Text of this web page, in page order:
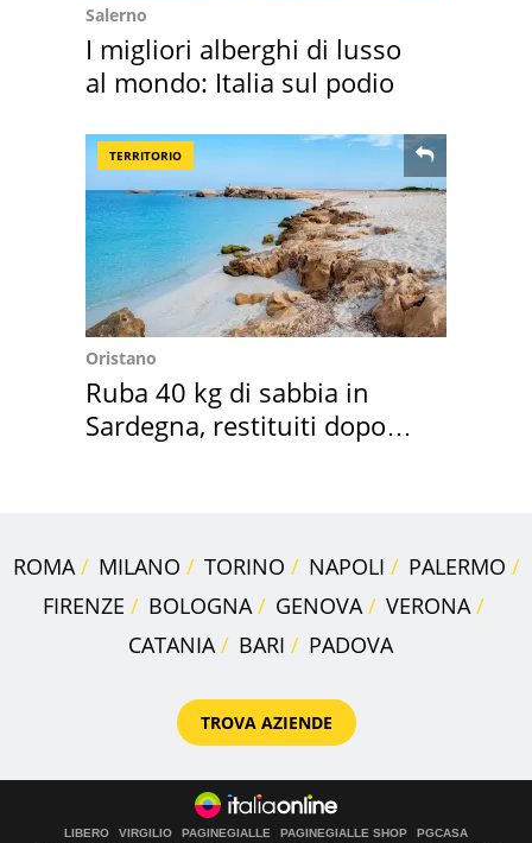
Salerno
I migliori alberghi di lusso
al mondo: Italia sul podio
TERRITORIO
Oristano
Ruba 40 kg di sabbia in
Sardegna, restituiti dopo
ROMA MILANO TORINO NAPOLI
PALERMO
FIRENZE
BOLOGNA GENOVA
VERONA
CATANIA
BARI PADOVA
TROVA AZIENDE
LIBERO VIRGILIO PAGINEGIALLE PAGINEGIALLE SHOP
PGCASA